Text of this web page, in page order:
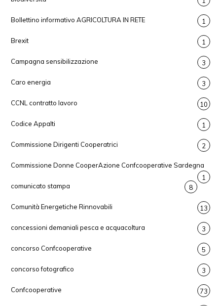
Bollettino informativo AGRICOLTURA IN RETE 1
Brexit 1
Campagna sensibilizzazione 3
Caro energia 3
CCNL contratto lavoro 10
Codice Appalti 1
Commissione Dirigenti Cooperatrici 2
Commissione Donne CooperAzione Confcooperative Sardegna
1
comunicato stampa
8
Comunità Energetiche Rinnovabili 13
concessioni demaniali pesca e acquacoltura 3
concorso Confcooperative 5
concorso fotografico 3
Confcooperative 73